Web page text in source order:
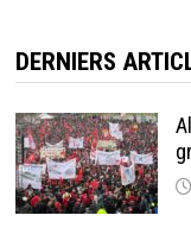
DERNIERS